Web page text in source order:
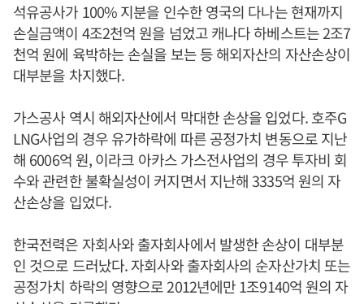
석유공사가 100% 지분을 인수한 영국의 다나는 현재까지
손실금액이 4조2천억 원을 넘었고 캐나다 하베스트는 2조7
천억 원에 육박하는 손실을 보는 등 해외자산의 자산손상이
대부분을 차지했다.
가스공사 역시 해외자산에서 막대한 손상을 입었다. 호주G
LNG사업의 경우 유가하락에 따른 공정가치 변동으로 지난
해 6006억 원, 이라크 아카스 가스전사업의 경우 투자비 회
수와 관련한 불확실성이 커지면서 지난해 3335억 원의 자
산손상을 입었다.
한국전력은 자회사와 출자회사에서 발생한 손상이 대부분
인 것으로 드러났다. 자회사와 출자회사의 순자산가치 또는
공정가치 하락의 영향으로 2012년에만 1조9140억 원의 자